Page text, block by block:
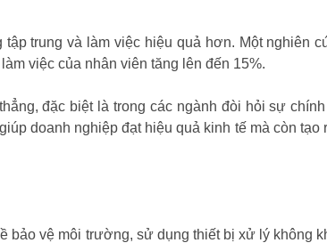
trung và làm việc hiệu quả hơn. Một nghiên
việc của nhân viên tăng lên đến 15%.
đặc biệt là trong các ngành đòi hỏi sự
doanh nghiệp đạt hiệu quả kinh tế mà còn tạo
bảo vệ môi trường, sử dụng thiết bị xử lý không